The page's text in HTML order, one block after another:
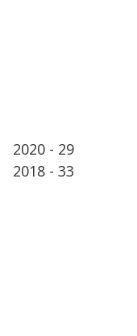
2020 - 29
2018 - 33